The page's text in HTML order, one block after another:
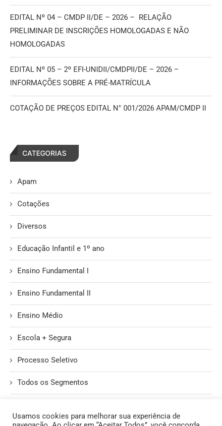
EDITAL Nº 04 – CMDP II/DE – 2026 – RELAÇÃO
PRELIMINAR DE INSCRIÇÕES HOMOLOGADAS E NÃO
HOMOLOGADAS
EDITAL Nº 05 – 2º EFI-UNIDII/CMDPII/DE – 2026 –
INFORMAÇÕES SOBRE A PRÉ-MATRÍCULA
COTAÇÃO DE PREÇOS EDITAL N° 001/2026 APAM/CMDP II
CATEGORIAS
Apam
Cotações
Diversos
Educação Infantil e 1º ano
Ensino Fundamental I
Ensino Fundamental II
Ensino Médio
Escola + Segura
Processo Seletivo
Todos os Segmentos
Usamos cookies para melhorar sua experiência de